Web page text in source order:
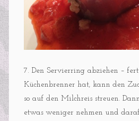
7. Den Servierring abziehen –
Küchenbrenner hat, kann den
so auf den Milchreis streuen.
etwas weniger nehmen und